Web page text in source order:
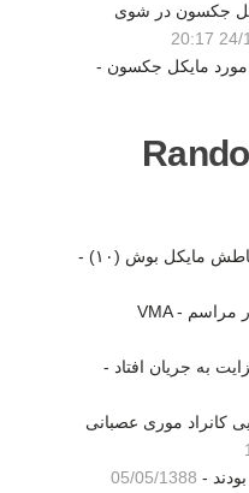
جکسون در شوی
24/
مورد مایکل جکسون -
مایکل بوش (۱۰) -
به جریان افتاد -
کانراد موری عصبانی
-
05/05/1388